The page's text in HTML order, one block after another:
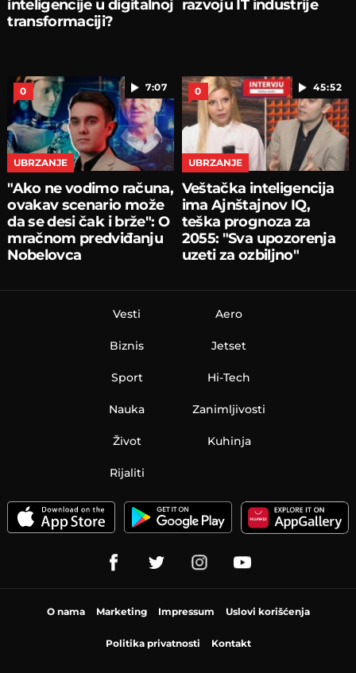
inteligencije u digitalnoj
transformaciji?
razvoju IT industrije
7:07
0
UBRZANJE
"Ako ne vodimo računa,
ovakav scenario može
da se desi čak i brže": O
mračnom predviđanju
Nobelovca
45:52
0
UBRZANJE
Veštačka inteligencija
ima Ajnštajnov IQ,
teška prognoza za
2055: "Sva upozorenja
uzeti za ozbiljno"
Vesti
Biznis
Sport
Nauka
Aero
Jetset
Hi-Tech
Zanimljivosti
Život Kuhinja
Rijaliti
O nama Marketing Impressum Uslovi korišćenja
Politika privatnosti Kontakt